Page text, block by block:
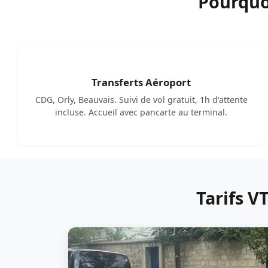
Transferts Aéroport
CDG, Orly, Beauvais. Suivi de vol gratuit, 1h d'attente
incluse. Accueil avec pancarte au terminal.
Tarifs